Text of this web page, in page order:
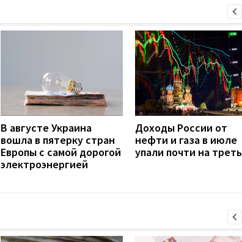
В августе Украина
вошла в пятерку стран
Европы с самой дорогой
электроэнергией
Доходы России от
нефти и газа в июле
упали почти на треть